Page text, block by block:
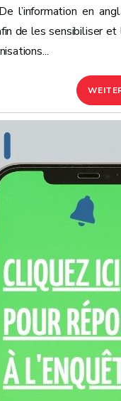
l’information en
de les sensibiliser et